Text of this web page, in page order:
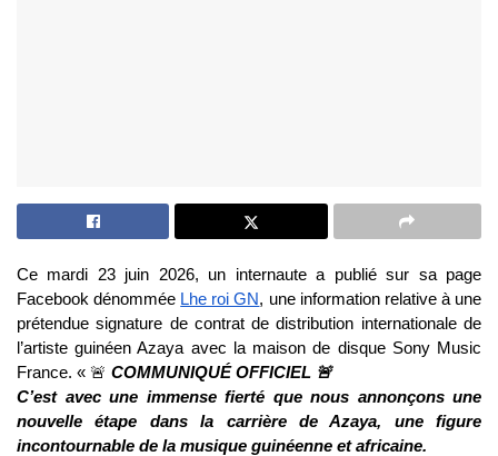
Ce mardi 23 juin 2026, un internaute a publié sur sa page
Facebook dénommée Lhe roi GN, une information relative à une
prétendue signature de contrat de distribution internationale de
l’artiste guinéen Azaya avec la maison de disque Sony Music
France. « 🚨 COMMUNIQUÉ OFFICIEL 🚨
C’est avec une immense fierté que nous annonçons une
nouvelle étape dans la carrière de Azaya, une figure
incontournable de la musique guinéenne et africaine.